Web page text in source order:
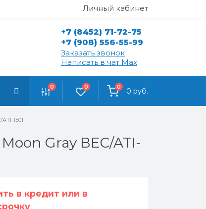
Личный кабинет
+7 (8452) 71-72-75
+7 (908) 556-55-99
Заказать звонок
Написать в чат Max
0 0 0 0 руб.
1501
Gray BEC/ATI-
в кредит или в